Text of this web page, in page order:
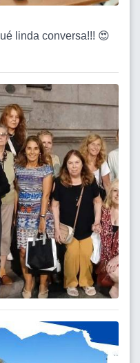
linda conversa!!! 😍